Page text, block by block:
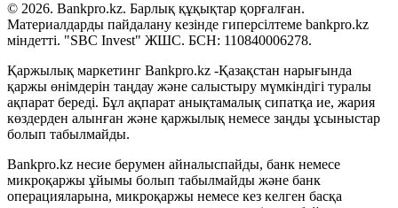
© 2026. Bankpro.kz. Барлық құқықтар қорғалған.
Материалдарды пайдалану кезінде гиперсілтеме bankpro.kz
міндетті. "SBC Invest" ЖШС. БСН: 110840006278.
Қаржылық маркетинг Bankpro.kz -Қазақстан нарығында
қаржы өнімдерін таңдау және салыстыру мүмкіндігі туралы
ақпарат береді. Бұл ақпарат анықтамалық сипатқа ие, жария
көздерден алынған және қаржылық немесе заңды ұсыныстар
болып табылмайды.
Bankpro.kz несие берумен айналыспайды, банк немесе
микроқаржы ұйымы болып табылмайды және банк
операцияларына, микроқаржы немесе кез келген басқа